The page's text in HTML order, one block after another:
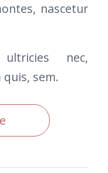
nascetur
nec,
sem.